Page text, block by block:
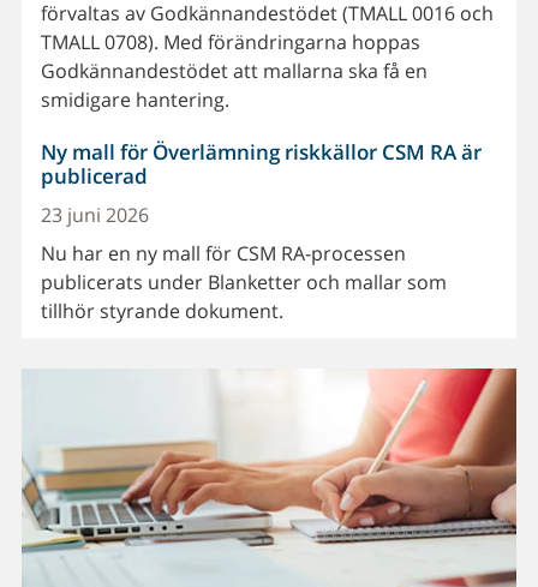
förvaltas av Godkännandestödet (TMALL 0016 och
TMALL 0708). Med förändringarna hoppas
Godkännandestödet att mallarna ska få en
smidigare hantering.
Ny mall för Överlämning riskkällor CSM RA är
publicerad
23 juni 2026
Nu har en ny mall för CSM RA-processen
publicerats under Blanketter och mallar som
tillhör styrande dokument.